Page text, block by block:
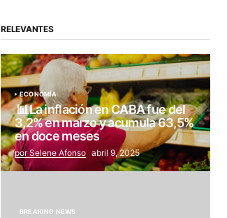
RELEVANTES
ECONOMÍA
📊La inflación en CABA fue del
3,2% en marzo y acumula 63,5%
en doce meses
por Selene Afonso abril 9, 2025
BREAKING NEWS